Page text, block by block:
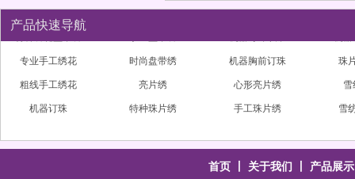
产品快速导航
首页 关于我们 产品展示